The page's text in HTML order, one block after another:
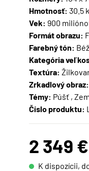
Hmotnosť: 30.5
Vek: 900
Formát obrazu:
Farebný tón:
Kategória
Textúra:
Zrkadlový obraz:
Témy: Púšť ,
Číslo produktu:
2 349 €
K dispozícii,